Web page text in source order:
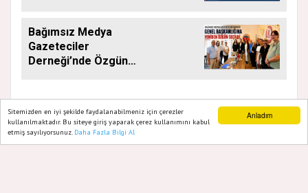
Anladım
Sitemizden en iyi şekilde faydalanabilmeniz için çerezler
kullanılmaktadır. Bu siteye giriş yaparak çerez kullanımını kabul
etmiş sayılıyorsunuz. Daha Fazla Bilgi Al
Bağımsız Medya
Gazeteciler
Derneği’nde Özgün
Ana Sayfa Web TV